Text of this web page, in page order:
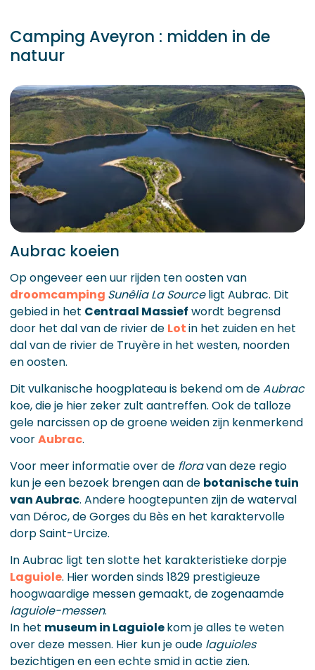
Camping Aveyron : midden in de
natuur
Aubrac koeien
Op ongeveer een uur rijden ten oosten van
droomcamping Sunêlia La Sourceligt Aubrac. Dit
gebied in het Centraal Massief wordt begrensd
door het dal van de rivier de Lotin het zuiden en het
dal van de rivier de Truyère in het westen, noorden
en oosten.
Dit vulkanische hoogplateau is bekend om deAubrac
koe, die je hier zeker zult aantreffen. Ook de talloze
gele narcissen op de groene weiden zijn kenmerkend
voorAubrac.
Voor meer informatie over de floravan deze regio
kun je een bezoek brengen aan de botanische tuin
van Aubrac. Andere hoogtepunten zijn de waterval
van Déroc, de Gorges du Bès en het karaktervolle
dorp Saint-Urcize.
In Aubrac ligt ten slotte het karakteristieke dorpje
Laguiole. Hier worden sinds 1829 prestigieuze
hoogwaardige messen gemaakt, de zogenaamde
laguiole-messen.
In het museum in Laguiolekom je alles te weten
over deze messen. Hier kun je oude laguioles
bezichtigen en een echte smid in actie zien.